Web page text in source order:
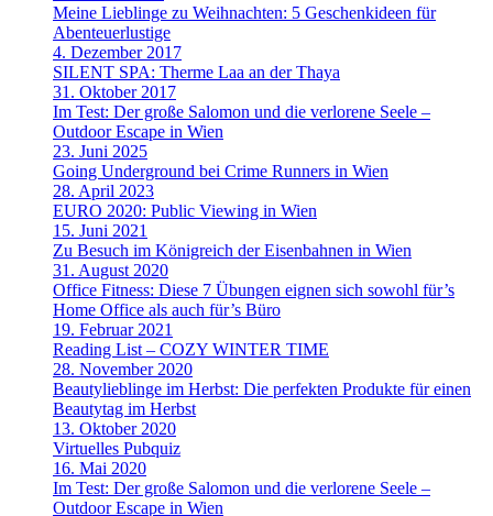
Meine Lieblinge zu Weihnachten: 5 Geschenkideen für
Abenteuerlustige
4. Dezember 2017
SILENT SPA: Therme Laa an der Thaya
31. Oktober 2017
Im Test: Der große Salomon und die verlorene Seele –
Outdoor Escape in Wien
23. Juni 2025
Going Underground bei Crime Runners in Wien
28. April 2023
EURO 2020: Public Viewing in Wien
15. Juni 2021
Zu Besuch im Königreich der Eisenbahnen in Wien
31. August 2020
Office Fitness: Diese 7 Übungen eignen sich sowohl für’s
Home Office als auch für’s Büro
19. Februar 2021
Reading List – COZY WINTER TIME
28. November 2020
Beautylieblinge im Herbst: Die perfekten Produkte für einen
Beautytag im Herbst
13. Oktober 2020
Virtuelles Pubquiz
16. Mai 2020
Im Test: Der große Salomon und die verlorene Seele –
Outdoor Escape in Wien